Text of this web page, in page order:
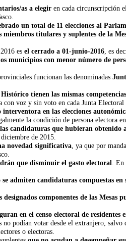
as a elegir en cada circunscripción
un total de 11 elecciones al
titulares y suplentes de la
es el cerrado a 01-junio-2016 , es
municipios con menor número de
funcionan las denominadas
tienen las mismas
voz y sin voto en cada Junta
en las elecciones
la condición de persona electora en
candidaturas que hubieran obtenido
de 2015.
novedad significativa , ya que por
que disminuir el gasto electoral .
se admiten candidaturas compuestas
componentes de las
en el censo electoral de
podían votar desde el extranjero, salvo
o electoras.